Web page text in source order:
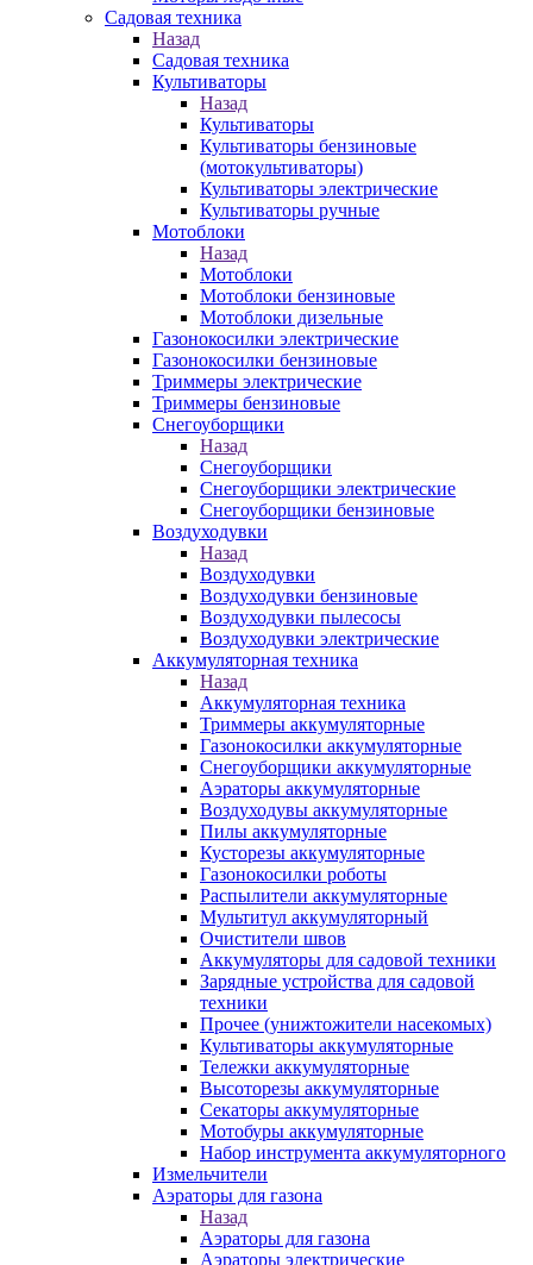
Садовая техника
Назад
Садовая техника
Культиваторы
Назад
Культиваторы
Культиваторы бензиновые
(мотокультиваторы)
Культиваторы электрические
Культиваторы ручные
Мотоблоки
Назад
Мотоблоки
Мотоблоки бензиновые
Мотоблоки дизельные
Газонокосилки электрические
Газонокосилки бензиновые
Триммеры электрические
Триммеры бензиновые
Снегоуборщики
Назад
Снегоуборщики
Снегоуборщики электрические
Снегоуборщики бензиновые
Воздуходувки
Назад
Воздуходувки
Воздуходувки бензиновые
Воздуходувки пылесосы
Воздуходувки электрические
Аккумуляторная техника
Назад
Аккумуляторная техника
Триммеры аккумуляторные
Газонокосилки аккумуляторные
Снегоуборщики аккумуляторные
Аэраторы аккумуляторные
Воздуходувы аккумуляторные
Пилы аккумуляторные
Кусторезы аккумуляторные
Газонокосилки роботы
Распылители аккумуляторные
Мультитул аккумуляторный
Очистители швов
Аккумуляторы для садовой техники
Зарядные устройства для садовой
техники
Прочее (унижтожители насекомых)
Культиваторы аккумуляторные
Тележки аккумуляторные
Высоторезы аккумуляторные
Секаторы аккумуляторные
Мотобуры аккумуляторные
Набор инструмента аккумуляторного
Измельчители
Аэраторы для газона
Назад
Аэраторы для газона
Аэраторы электрические